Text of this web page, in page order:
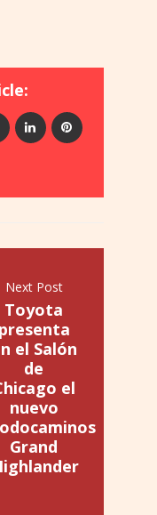
Next Post
Toyota
presenta
el Salón
de
el
nuevo
Grand